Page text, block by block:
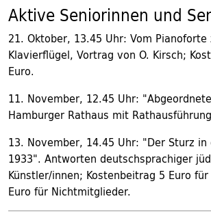
Aktive Seniorinnen und
21. Oktober, 13.45 Uhr: Vom Pianoforte
Klavierflügel, Vortrag von O. Kirsch;
Euro.
11. November, 12.45 Uhr:
Hamburger Rathaus mit
13. November, 14.45 Uhr: "Der Sturz
1933". Antworten deutschsprachiger
Künstler/innen; Kostenbeitrag 5 Euro
Euro für Nichtmitglieder.